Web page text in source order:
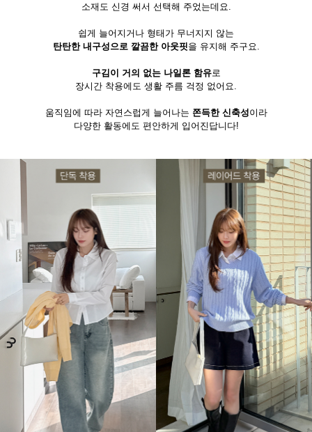
소재도 신경 써서 선택해 주었는데요.
쉽게 늘어지거나 형태가 무너지지 않는
탄탄한 내구성으로 깔끔한 아웃핏을 유지해 주구요.
구김이 거의 없는 나일론 함유로
장시간 착용에도 생활 주름 걱정 없어요.
움직임에 따라 자연스럽게 늘어나는 쫀득한 신축성이라
다양한 활동에도 편안하게 입어진답니다!